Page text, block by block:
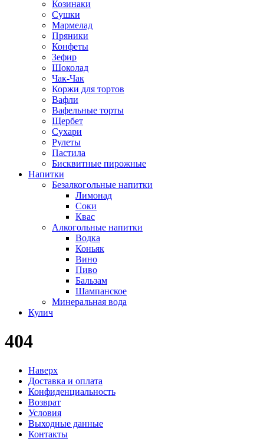
Козинаки
Сушки
Мармелад
Пряники
Конфеты
Зефир
Шоколад
Чак-Чак
Коржи для тортов
Вафли
Вафельные торты
Щербет
Сухари
Рулеты
Пастила
Бисквитные пирожные
Напитки
Безалкогольные напитки
Лимонад
Соки
Квас
Алкогольные напитки
Водка
Коньяк
Вино
Пиво
Бальзам
Шампанское
Минеральная вода
Кулич
404
Наверх
Доставка и оплата
Конфиденциальность
Возврат
Условия
Выходные данные
Контакты